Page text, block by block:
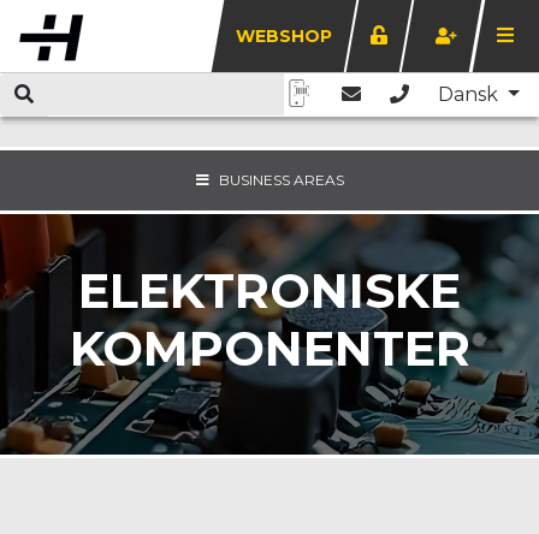
WEBSHOP
Dansk
BUSINESS AREAS
ELEKTRONISKE
KOMPONENTER